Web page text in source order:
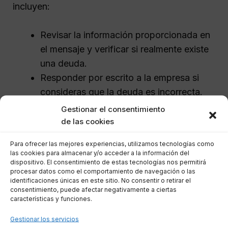
Gestionar el consentimiento
de las cookies
Para ofrecer las mejores experiencias, utilizamos tecnologías como
las cookies para almacenar y/o acceder a la información del
dispositivo. El consentimiento de estas tecnologías nos permitirá
procesar datos como el comportamiento de navegación o las
identificaciones únicas en este sitio. No consentir o retirar el
consentimiento, puede afectar negativamente a ciertas
características y funciones.
Gestionar los servicios
incluyen:
Revisar la información proporcionada en
el mensaje y verificar si realmente existe
una deuda.
Responder por escrito a la empresa si
consideras que la deuda es incorrecta.
Consultar a un abogado especializado
que pueda asesorarte sobre tus
Acciones a tomar al recibir un
mensaje de Lexer